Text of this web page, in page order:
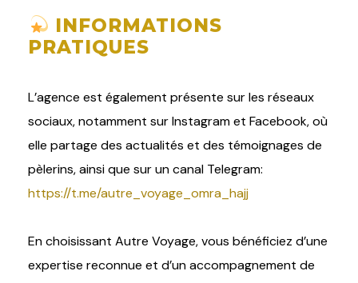
INFORMATIONS
PRATIQUES
L’agence est également présente sur les réseaux
sociaux, notamment sur Instagram et Facebook, où
elle partage des actualités et des témoignages de
pèlerins, ainsi que sur un canal Telegram:
https://t.me/autre_voyage_omra_hajj
En choisissant Autre Voyage, vous bénéficiez d’une
expertise reconnue et d’un accompagnement de